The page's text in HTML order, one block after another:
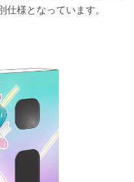
様となっています。